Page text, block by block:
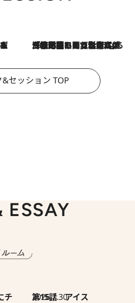
2026.8.3
「住宅建てられない…」「サーチャージ料の高値が続いている」ホルムズ海峡封鎖による影響はいつまで続く？《エネルギー専門家に聞く“どうなる日本の暮らし”》
&セッション TOP
ESSAY
2026.7.30
第15話 アイス